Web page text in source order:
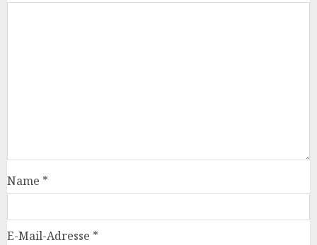
Name *
E-Mail-Adresse *